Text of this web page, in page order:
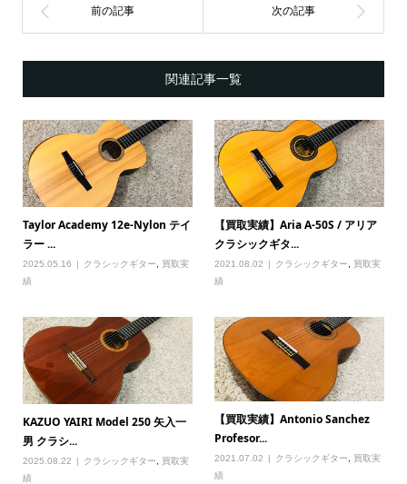
関連記事一覧
Taylor Academy 12e-Nylon テイ
ラー ...
2025.05.16 クラシックギター
買取実
績
【買取実績】Aria A-50S / アリア
クラシックギタ...
2021.08.02 クラシックギター
買取実
績
KAZUO YAIRI Model 250 矢入一
男 クラシ...
2025.08.22 クラシックギター
買取実
績
【買取実績】Antonio Sanchez
Profesor...
2021.07.02 クラシックギター
買取実
績